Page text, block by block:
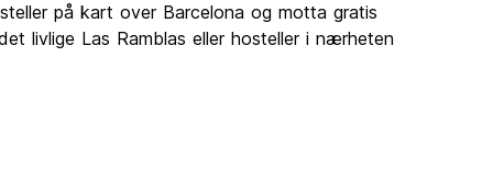
på kart over Barcelona og motta gratis
livlige Las Ramblas eller hosteller i nærheten